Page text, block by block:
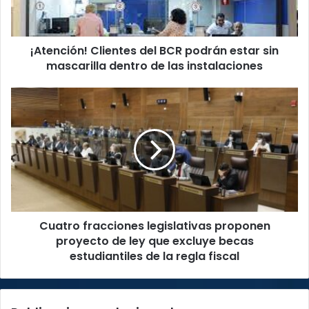
sin
mascarilla
dentro
¡Atención! Clientes del BCR podrán estar sin
mascarilla dentro de las instalaciones
Cuatro
fracciones
legislativas
proponen
proyecto
de
ley
excluye
estudiantiles
regla
Cuatro fracciones legislativas proponen
proyecto de ley que excluye becas
estudiantiles de la regla fiscal